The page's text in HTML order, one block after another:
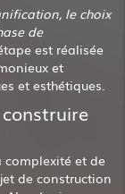
le choix
de
est réalisée
et
et esthétiques.
complexité et de
de construction